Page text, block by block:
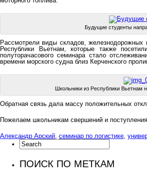
Будущие студенты
Рассмотрели виды складов, железнодорожных
Республики Вьетнам, которые также
полуторачасового семинара стало
времени морского судна близ Керченского
Школьники из Республики Вьетнам
Обратная связь дала массу положительных
Пожелаем школьникам свершений и
Александр Арский, семинар по логистике,
ПОИСК ПО МЕТКАМ